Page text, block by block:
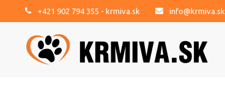
+421 902 794 355 - krmiva.sk info@krmiva.sk